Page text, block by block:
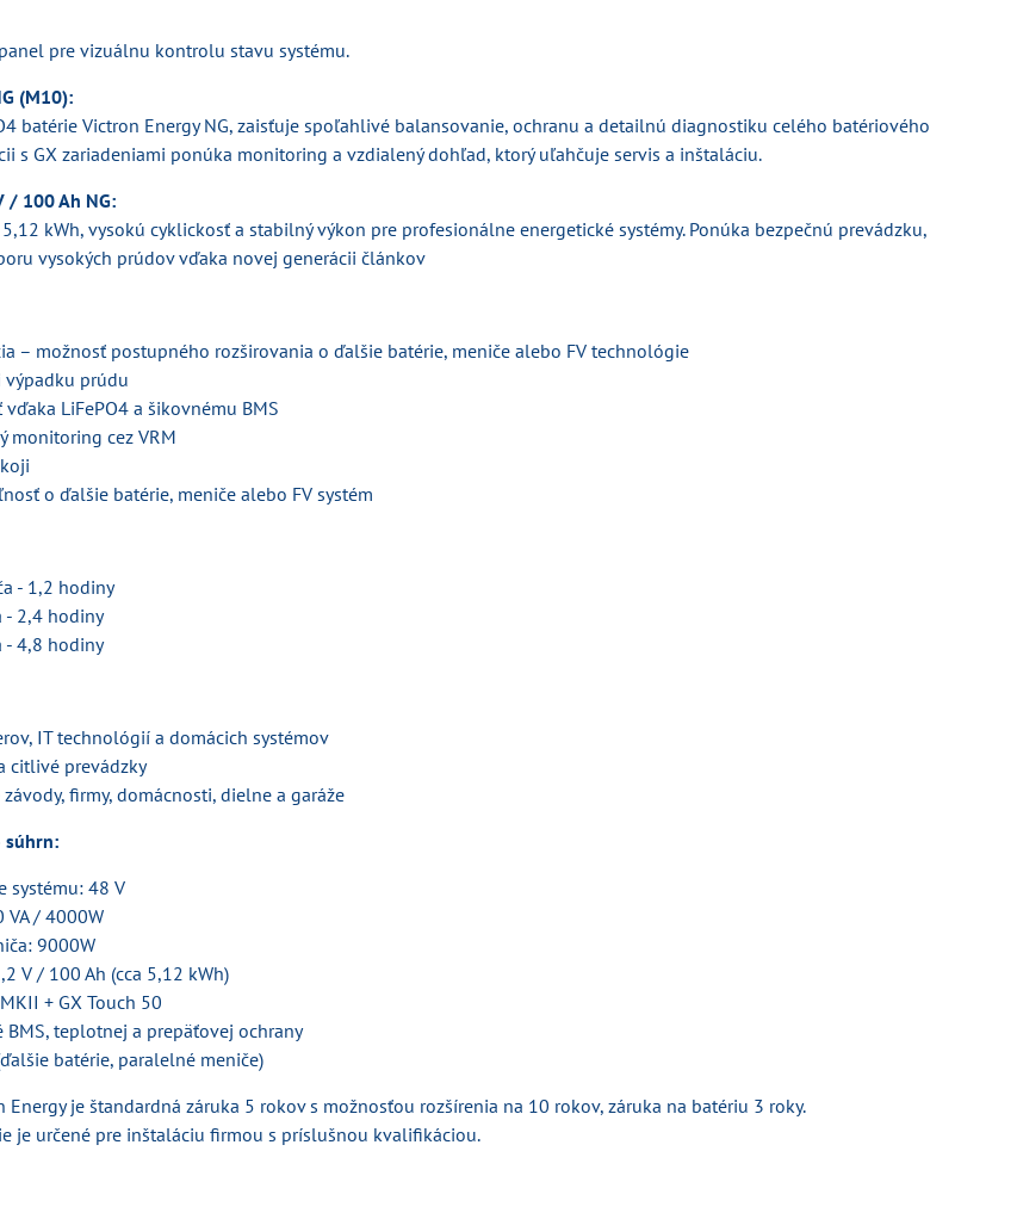
pre vizuálnu kontrolu stavu systému.
(M10):
batérie Victron Energy NG, zaisťuje spoľahlivé balansovanie, ochranu a detailnú diagnostiku celého batériového
s GX zariadeniami ponúka monitoring a vzdialený dohľad, ktorý uľahčuje servis a inštaláciu.
/ 100 Ah NG:
kWh, vysokú cyklickosť a stabilný výkon pre profesionálne energetické systémy. Ponúka bezpečnú prevádzku,
vysokých prúdov vďaka novej generácii článkov
– možnosť postupného rozširovania o ďalšie batérie, meniče alebo FV technológie
výpadku prúdu
LiFePO4 a šikovnému BMS
monitoring cez VRM
o ďalšie batérie, meniče alebo FV systém
- 1,2 hodiny
- 2,4 hodiny
- 4,8 hodiny
IT technológií a domácich systémov
citlivé prevádzky
firmy, domácnosti, dielne a garáže
súhrn:
systému: 48 V
VA / 4000W
9000W
V / 100 Ah (cca 5,12 kWh)
+ GX Touch 50
BMS, teplotnej a prepäťovej ochrany
batérie, paralelné meniče)
Energy je štandardná záruka 5 rokov s možnosťou rozšírenia na 10 rokov, záruka na batériu 3 roky.
je určené pre inštaláciu firmou s príslušnou kvalifikáciou.